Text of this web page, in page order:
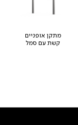
מתקן אופניים
קשת עם סמל